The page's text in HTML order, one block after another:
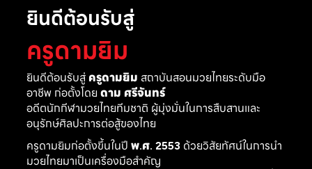
ยินดีต้อนรับสู่
ครูดามยิม
ยินดีต้อนรับสู่ ครูดามยิม สถาบันสอนมวยไทยระดับมือ
อาชีพ ก่อตั้งโดย ดาม ศรีจันทร์
อดีตนักกีฬามวยไทยทีมชาติ ผู้มุ่งมั่นในการสืบสานและ
อนุรักษ์ศิลปะการต่อสู้ของไทย
ครูดามยิมก่อตั้งขึ้นในปี พ.ศ. 2553ด้วยวิสัยทัศน์ในการนำ
มวยไทยมาเป็นเครื่องมือสำคัญ